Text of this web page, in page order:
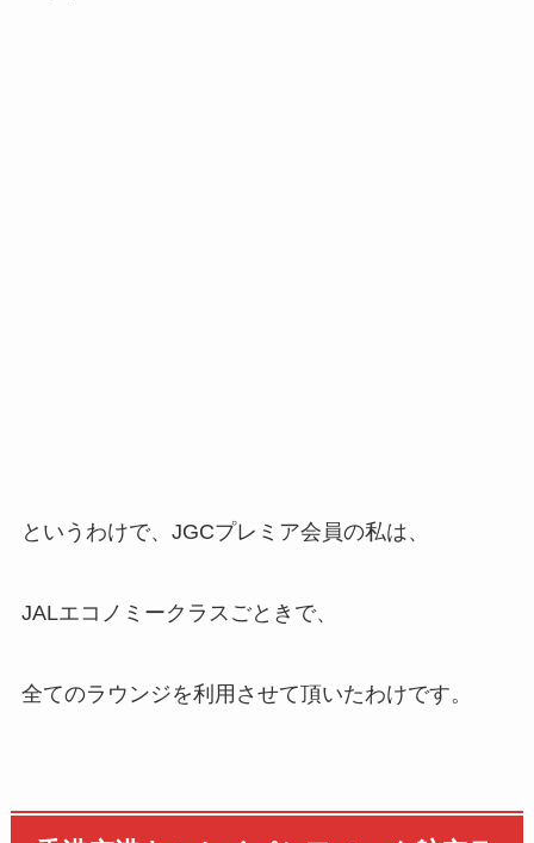
というわけで、JGCプレミア会員の私は、
JALエコノミークラスごときで、
全てのラウンジを利用させて頂いたわけです。